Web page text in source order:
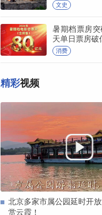
文史
暑期档票房
天单日票房破
消费
精彩视频
北京多家市属公园延时开
赏云霞！